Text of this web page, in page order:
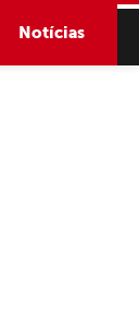
Notícias